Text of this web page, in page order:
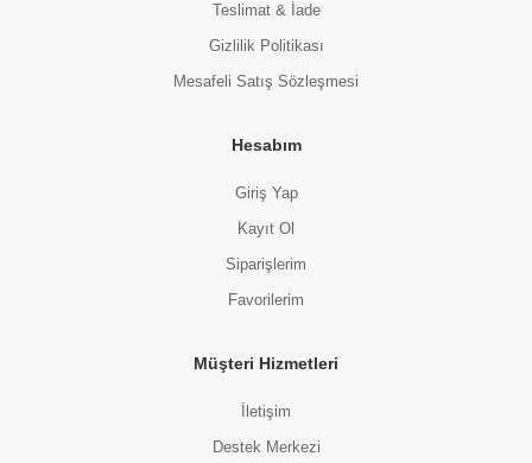
Teslimat & İade
Gizlilik Politikası
Mesafeli Satış Sözleşmesi
Hesabım
Giriş Yap
Kayıt Ol
Siparişlerim
Favorilerim
Müşteri Hizmetleri
İletişim
Destek Merkezi